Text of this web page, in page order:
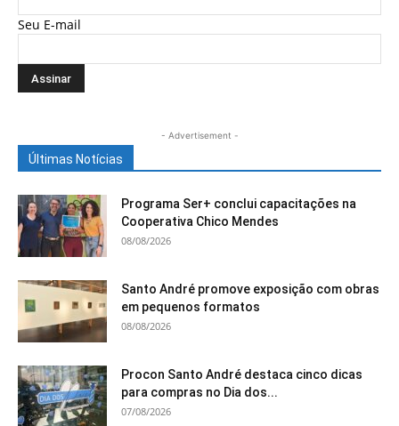
Seu E-mail
- Advertisement -
Últimas Notícias
Programa Ser+ conclui capacitações na
Cooperativa Chico Mendes
08/08/2026
Santo André promove exposição com obras
em pequenos formatos
08/08/2026
Procon Santo André destaca cinco dicas
para compras no Dia dos...
07/08/2026